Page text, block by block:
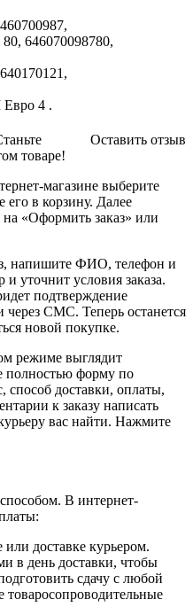
646070098780,
Евро 4 .
Оставить отзыв
товаре!
магазине выберите
его в корзину. Далее
«Оформить заказ» или
напишите ФИО, телефон и
уточнит условия заказа.
подтверждение
через СМС. Теперь останется
новой покупке.
режиме выглядит
полностью форму по
способ доставки, оплаты,
к заказу написать
вас найти. Нажмите
В интернет-
доставке курьером.
в день доставки, чтобы
сдачу с любой